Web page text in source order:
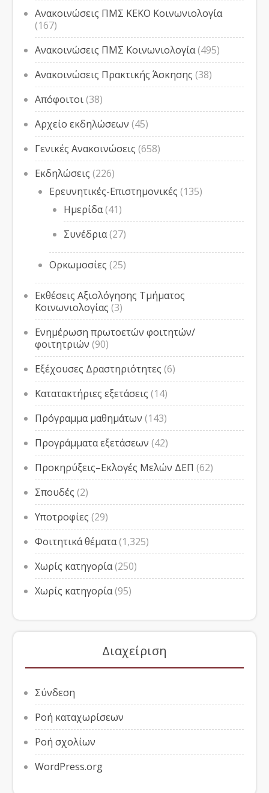
Ανακοινώσεις ΠΜΣ ΚΕΚΟ Κοινωνιολογία
(167)
Ανακοινώσεις ΠΜΣ Κοινωνιολογία(495)
Ανακοινώσεις Πρακτικής Άσκησης (38)
Απόφοιτοι(38)
Αρχείο εκδηλώσεων (45)
Γενικές Ανακοινώσεις (658)
Εκδηλώσεις (226)
Ερευνητικές-Επιστημονικές (135)
Ημερίδα(41)
Συνέδρια(27)
Ορκωμοσίες (25)
Εκθέσεις Αξιολόγησης Τμήματος
Κοινωνιολογίας (3)
Ενημέρωση πρωτοετών φοιτητών/
φοιτητριών (90)
Εξέχουσες Δραστηριότητες (6)
Κατατακτήριες εξετάσεις (14)
Πρόγραμμα μαθημάτων (143)
Προγράμματα εξετάσεων (42)
Προκηρύξεις–Εκλογές Μελών ΔΕΠ (62)
Σπουδές (2)
Υποτροφίες (29)
Φοιτητικά θέματα(1,325)
Χωρίς κατηγορία(250)
Χωρίς κατηγορία(95)
Διαχείριση
Σύνδεση
Ροή καταχωρίσεων
Ροή σχολίων
WordPress.org